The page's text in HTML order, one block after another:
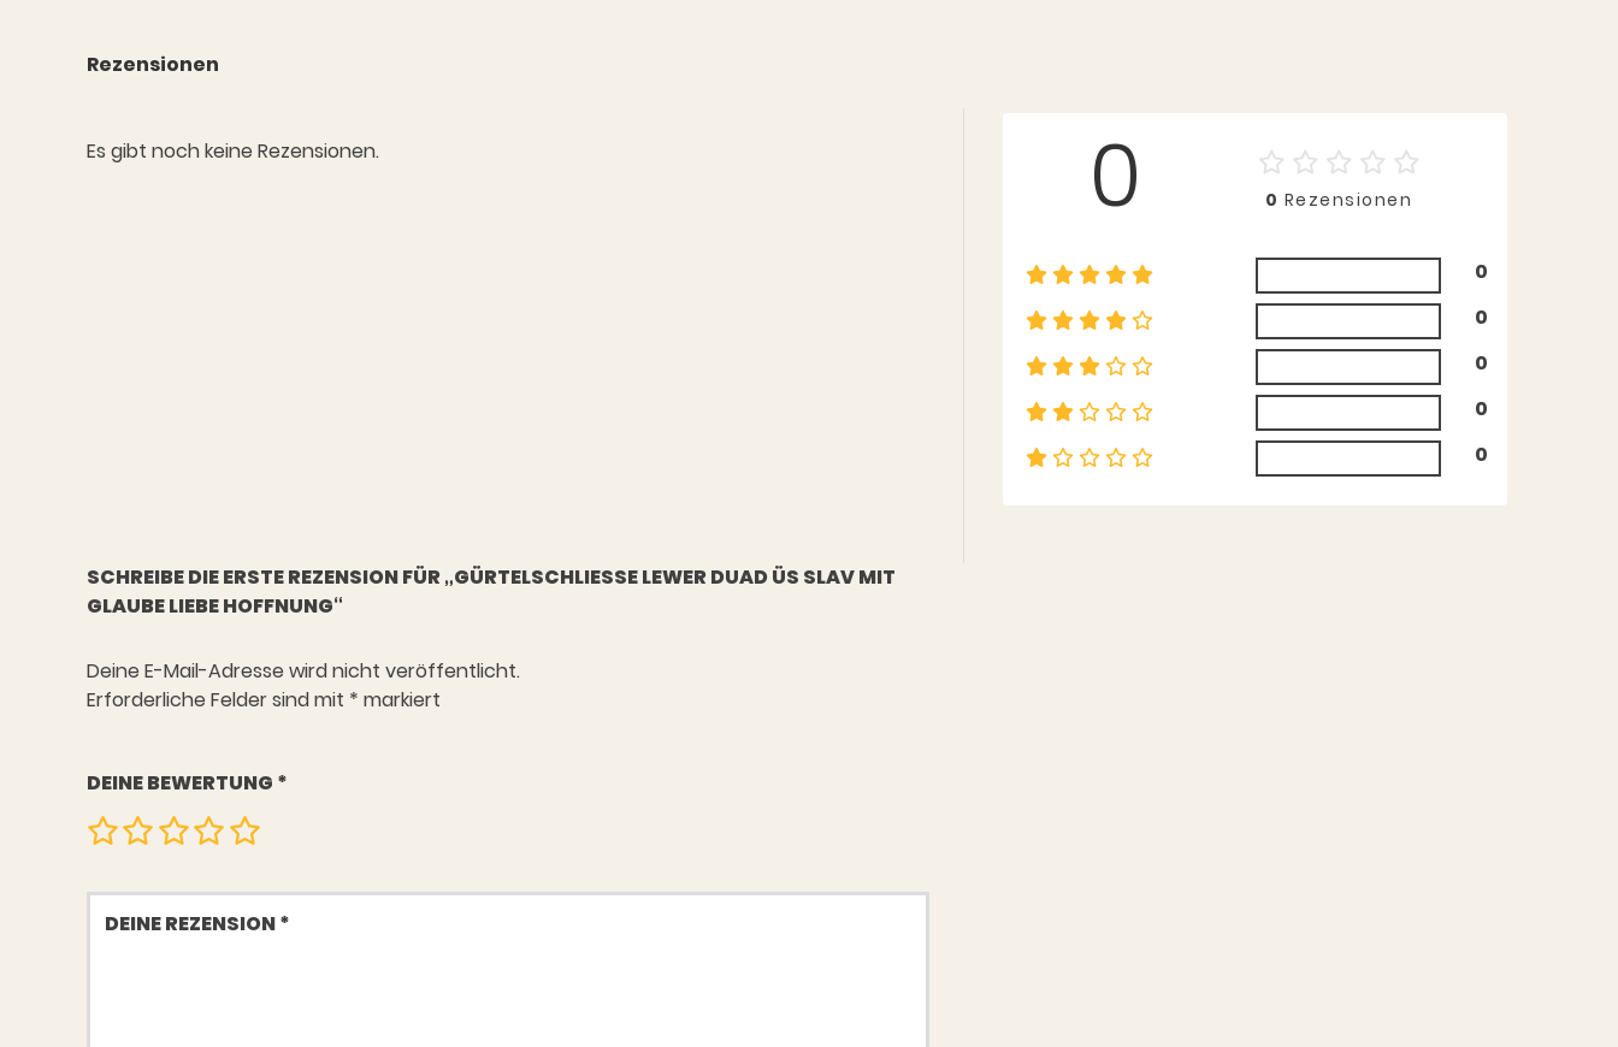
Rezensionen
Es gibt noch keine Rezensionen. 0 0 Rezensionen
0
0
0
0
0
SCHREIBE DIE ERSTE REZENSION FÜR „GÜRTELSCHLIESSE LEWER DUAD ÜS SLAV MIT G
LAUBE LIEBE HOFFNUNG“
Deine E-Mail-Adresse wird nicht veröffentlicht.
Erforderliche Felder sind mit * markiert
DEINE BEWERTUNG *
Deine
Rezension